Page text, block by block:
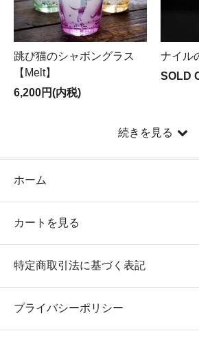
跳び猫のシャボングラス
【Melt】
6,200円(内税)
ナイル
SOLD
続きを見る
ホーム
カートを見る
特定商取引法に基づく表記
プライバシーポリシー